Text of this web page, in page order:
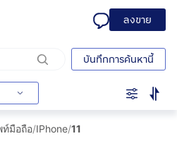
ลงขาย
บันทึกการค้นหานี้
ท์มือถือ/IPhone/11